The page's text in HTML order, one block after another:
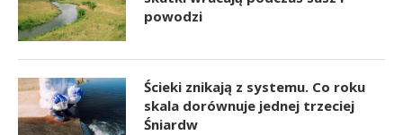
powodzi
Ścieki znikają z systemu. Co roku
skala dorównuje jednej trzeciej
Śniardw